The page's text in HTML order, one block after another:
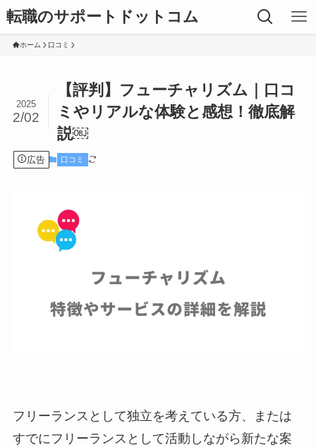
転職のサポートドットコム
ホーム 口コミ
【評判】フューチャリズム｜口コ
ミやリアルな体験と感想！徹底解
説￼
2025
2/02
広告 口コミ
フリーランスとして独立を考えている方、または
すでにフリーランスとして活動しながら新たな案